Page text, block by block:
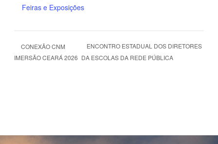
Feiras e Exposições
CONEXÃO CNM
IMERSÃO CEARÁ 2026
ENCONTRO ESTADUAL DOS DIRETORES
DA ESCOLAS DA REDE PÚBLICA